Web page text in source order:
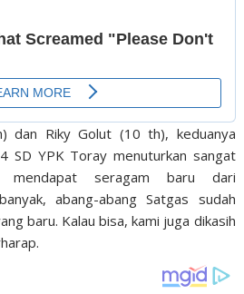
) dan Riky Golut (10 th), keduanya
SD YPK Toray menuturkan sangat
mendapat seragam baru dari
abang-abang Satgas sudah
baru. Kalau bisa, kami juga dikasih